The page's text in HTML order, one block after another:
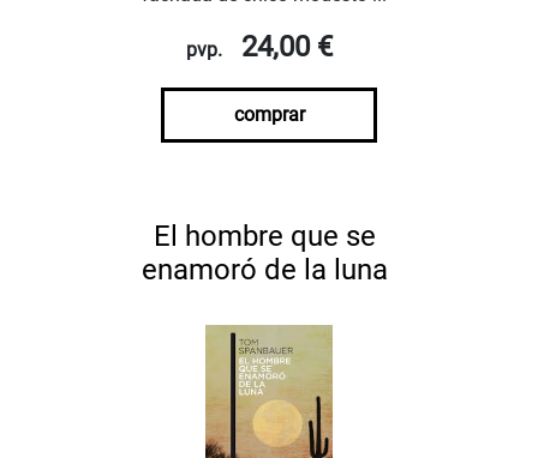
pvp. 24,00 €
comprar
El hombre que se
enamoró de la luna